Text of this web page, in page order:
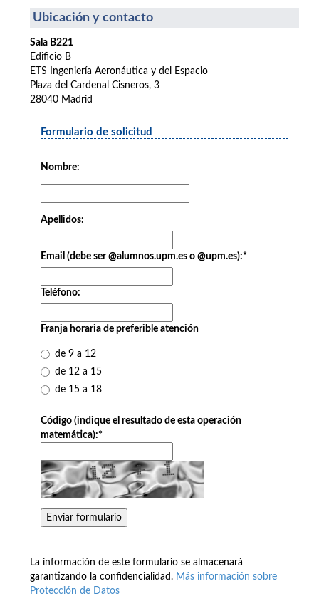
Ubicación y contacto
Sala B221
Edificio B
ETS Ingeniería Aeronáutica y del Espacio
Plaza del Cardenal Cisneros, 3
28040 Madrid
Formulario de solicitud
Nombre:
Apellidos:
Email (debe ser @alumnos.upm.es o @upm.es):*
Teléfono:
Franja horaria de preferible atención
de 9 a 12
de 12 a 15
de 15 a 18
Código (indique el resultado de esta operación
matemática):*
La información de este formulario se almacenará
garantizando la confidencialidad. Más información sobre
Protección de Datos